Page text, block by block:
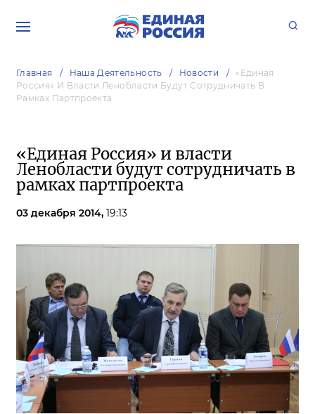
Главная Наша Деятельность Новости
«Единая
Россия» И Власти Ленобласти Будут Сотрудничать В
Рамках Партпроекта
«Единая Россия» и власти
Ленобласти будут сотрудничать в
рамках партпроекта
03 декабря 2014, 19:13